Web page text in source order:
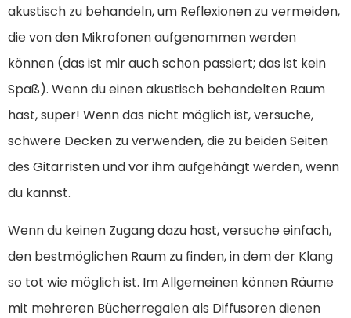
akustisch zu behandeln, um Reflexionen zu vermeiden,
die von den Mikrofonen aufgenommen werden
können (das ist mir auch schon passiert; das ist kein
Spaß). Wenn du einen akustisch behandelten Raum
hast, super! Wenn das nicht möglich ist, versuche,
schwere Decken zu verwenden, die zu beiden Seiten
des Gitarristen und vor ihm aufgehängt werden, wenn
du kannst.
Wenn du keinen Zugang dazu hast, versuche einfach,
den bestmöglichen Raum zu finden, in dem der Klang
so tot wie möglich ist. Im Allgemeinen können Räume
mit mehreren Bücherregalen als Diffusoren dienen